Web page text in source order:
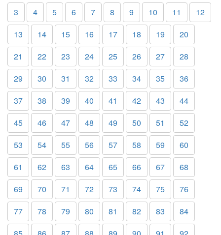
3 4 5 6 7 8 9 10 11
12
13
14 15 16 17 18 19
20
21
22 23 24 25 26 27
28
29
30 31 32 33 34 35
36
37
38 39 40 41 42 43
44
45
46 47 48 49 50 51
52
53
54 55 56 57 58 59
60
61
62 63 64 65 66 67
68
69
70 71 72 73 74 75
76
77
78 79 80 81 82 83
84